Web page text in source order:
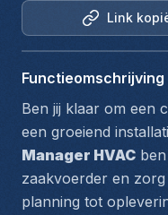
Link
Functieomschrijving
Ben jij klaar om een
een groeiend
Manager HVAC
zaakvoerder en
planning tot